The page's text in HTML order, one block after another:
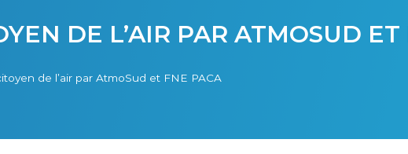
DE L’AIR PAR ATMOSUD
de l’air par AtmoSud et FNE PACA